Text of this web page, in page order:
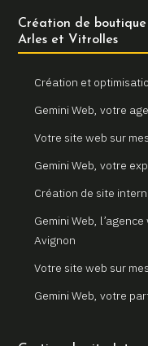
Création de
Arles et Vitrolles
Création et
Gemini Web, votre
Votre site web sur
Gemini Web, votre
Création de site
Gemini Web,
Avignon
Votre site web sur
Gemini Web, votre